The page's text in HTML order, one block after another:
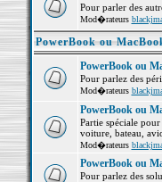
Pour parler des
Mod�rateurs
PowerBook ou
PowerBook ou
Pour parlez des
Mod�rateurs
PowerBook ou
Partie spéciale
voiture, bateau,
Mod�rateurs
PowerBook ou
Pour parlez des